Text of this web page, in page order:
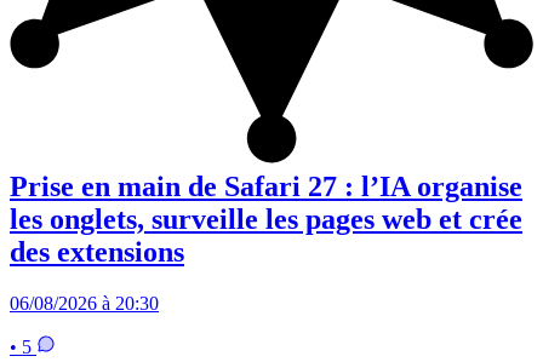
Prise en main de Safari 27 : l’IA organise
les onglets, surveille les pages web et crée
des extensions
06/08/2026 à 20:30
• 5